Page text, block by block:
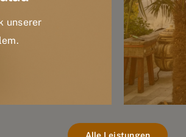
unserer